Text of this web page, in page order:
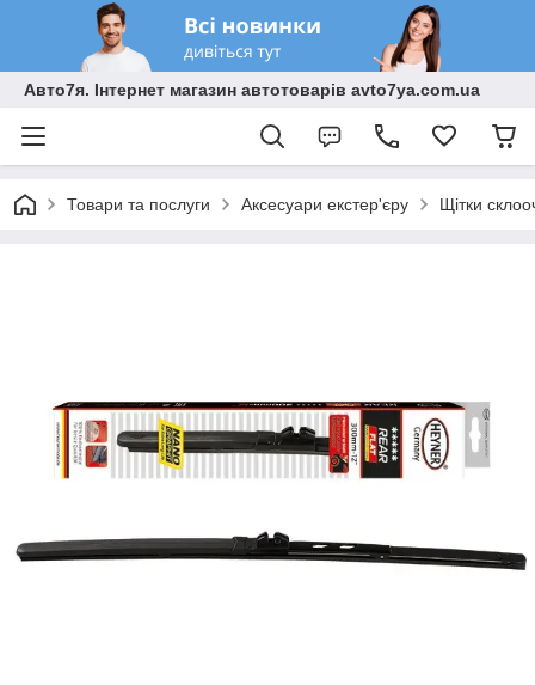
Авто7я. Інтернет магазин автотоварів avto7ya.com.ua
Товари та послуги Аксесуари екстер'єру Щітки